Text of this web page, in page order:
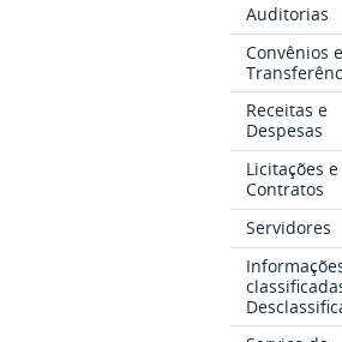
Auditorias
Convênios e
Receitas e
Despesas
Licitações e
Contratos
Servidores